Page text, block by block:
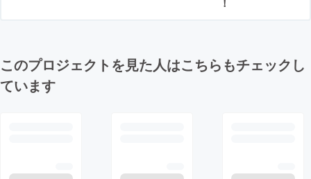
このプロジェクトを見た人はこちらもチェックし
ています